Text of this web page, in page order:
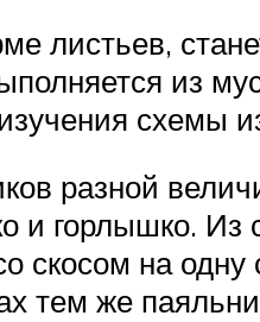
листьев,
из
схемы
разной
и горлышко. Из
на одну
тем же